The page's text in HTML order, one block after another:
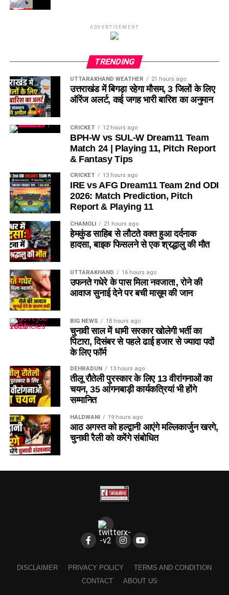
ADVERTISEMENT
TRENDING
UTTARAKHAND WEATHER 21 hours ago
उत्तराखंड में बिगड़ा रहेगा मौसम, 3 जिलों के लिए
ऑरेंज अलर्ट, कई जगह भारी बारिश का अनुमान
CRICKET 12 hours ago
BPH-W vs SUL-W Dream11 Team
Match 24 | Playing 11, Pitch Report
& Fantasy Tips
CRICKET 13 hours ago
IRE vs AFG Dream11 Team 2nd ODI
2026: Match Prediction, Pitch
Report & Playing 11
CHAMOLI 21 hours ago
हेमकुंड साहिब से लौटते वक्त हुआ दर्दनाक
हादसा, बाइक फिसलने से एक श्रद्धालु की मौत
UTTARAKHAND 16 hours ago
उफनते गधेरे के पास मिला नवजात!, रोने की
आवाज सुनाई देने पर बची मासूम की जान
BIG NEWS 18 hours ago
चुनावी साल में धामी सरकार खोलेगी भर्ती का
पिटारा, दिसंबर से पहले ढाई हजार से ज्यादा पदों
के लिए फॉर्म
DEHRADUN 13 hours ago
तीलू रौतेली पुरस्कार के लिए 13 वीरांगनाओं का
चयन, 35 आंगनबाड़ी कार्यकत्रियां भी होंगे
सम्मानित
HALDWANI 19 hours ago
आठ अगस्त को हल्द्वानी आएंगे मल्लिकार्जुन खरगे,
चुनावी रैली को करेंगे संबोधित
DISCLAIMER PRIVACY POLICY
TERMS AND CONDITION
CONTACT
ABOUT US